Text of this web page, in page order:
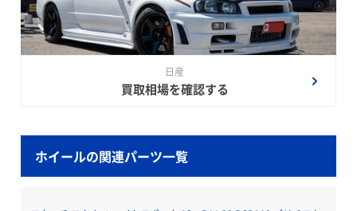
日産
買取相場を確認する
ホイールの関連パーツ一覧